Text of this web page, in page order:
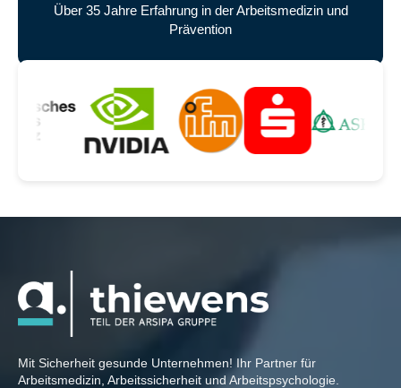
Über 35 Jahre Erfahrung in der Arbeitsmedizin und
Prävention
Mit Sicherheit gesunde Unternehmen! Ihr Partner für
Arbeitsmedizin, Arbeitssicherheit und Arbeitspsychologie.